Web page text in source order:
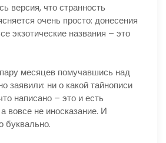
версия, что странность
очень просто: донесения
экзотические названия – это
месяцев помучавшись над
заявили: ни о какой тайнописи
написано – это и есть
вовсе не иносказание. И
буквально.